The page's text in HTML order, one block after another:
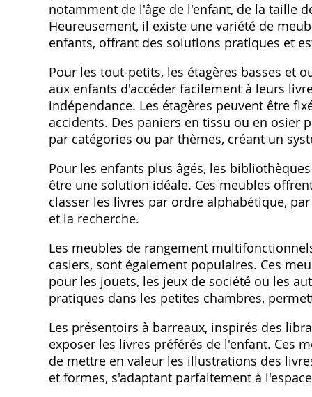
notamment de l'âge de l'enfant, de la taille
Heureusement, il existe une variété de
enfants, offrant des solutions pratiques et
Pour les tout-petits, les étagères basses et
aux enfants d'accéder facilement à leurs
indépendance. Les étagères peuvent être
accidents. Des paniers en tissu ou en osier
par catégories ou par thèmes, créant un
Pour les enfants plus âgés, les
être une solution idéale. Ces meubles
classer les livres par ordre alphabétique,
et la recherche.
Les meubles de rangement
casiers, sont également populaires. Ces
pour les jouets, les jeux de société ou les
pratiques dans les petites chambres,
Les présentoirs à barreaux, inspirés des
exposer les livres préférés de l'enfant. Ces
de mettre en valeur les illustrations des
et formes, s'adaptant parfaitement à